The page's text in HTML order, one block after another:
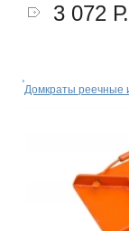
3 072 Р.
Домкраты реечные